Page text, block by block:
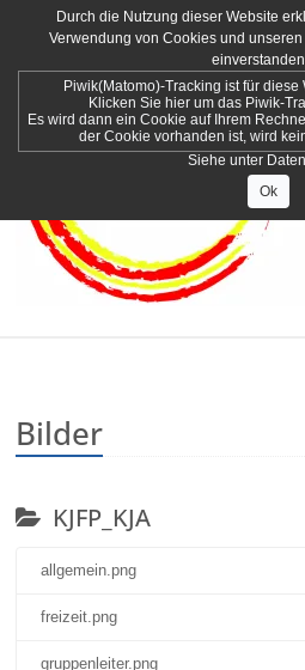
Bilder
KJFP_KJA
allgemein.png
freizeit.png
gruppenleiter.png
Durch die Nutzung dieser Website
Verwendung von Cookies und
Piwik(Matomo)-Tracking ist für diese
Klicken Sie hier um das Piwik-
Es wird dann ein Cookie auf Ihrem
der Cookie vorhanden ist, wird
Siehe unter
Ok